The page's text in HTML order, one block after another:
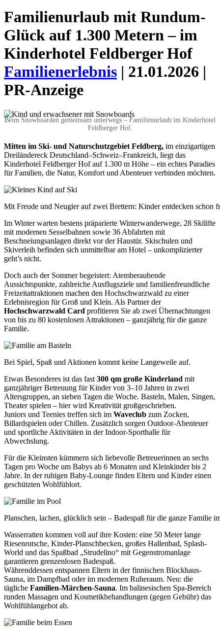
Familienurlaub mit Rundum-
Glück auf 1.300 Metern – im
Kinderhotel Feldberger Hof
Familienerlebnis | 21.01.2026 |
PR-Anzeige
Beim Snowboarden gemeinsam unterwegs – Familienurlaub im Kinderhotel
Feldberger Hof.
Mitten im Ski- und Naturschutzgebiet Feldberg, im einzigartigen
Dreiländereck Deutschland–Schweiz–Frankreich, liegt das
Kinderhotel Feldberger Hof auf 1.300 m Höhe – ein echtes Paradies
für Familien, die Natur, Komfort und Abenteuer verbinden möchten.
Mit Freude und Neugier auf zwei Brettern: Kinder entdecken schon
Im Winter warten bestens präparierte Winterwanderwege, 28 Skilifte
mit modernen Sesselbahnen sowie 36 Abfahrten mit
Beschneiungsanlagen direkt vor der Haustür. Skischulen und
Skiverleih befinden sich unmittelbar am Hotel – unkomplizierter
geht’s nicht.
Doch auch der Sommer begeistert: Atemberaubende
Aussichtspunkte, zahlreiche Ausflugsziele und familienfreundliche
Freizeitattraktionen machen den Hochschwarzwald zu einer
Erlebnisregion für Groß und Klein. Als Partner der
Hochschwarzwald Card profitieren Sie ab zwei Übernachtungen
von bis zu 80 kostenlosen Attraktionen – ganzjährig für die ganze
Familie.
Bei Spiel, Spaß und Aktionen kommt keine Langeweile auf.
Etwas Besonderes ist das fast 300 qm große Kinderland mit
ganzjähriger Betreuung für Kinder von 3–10 Jahren in zwei
Altersgruppen, an sieben Tagen die Woche. Basteln, Malen, Singen,
Theater spielen – hier wird Kreativität großgeschrieben.
Juniors und Teenies treffen sich im Waveclub zum Zocken,
Billardspielen oder Chillen. Zusätzlich sorgen Outdoor-Abenteuer
und sportliche Aktivitäten in der Indoor-Sporthalle für
Abwechslung.
Für die Kleinsten kümmern sich liebevolle Betreuerinnen an sechs
Tagen pro Woche um Babys ab 6 Monaten und Kleinkinder bis 2
Jahre. In der ruhigen Baby-Lounge finden Eltern und Kinder einen
geschützten Wohlfühlort.
Planschen, lachen, glücklich sein – Badespaß für die ganze Familie
Wasserratten kommen voll auf ihre Kosten: eine 50 Meter lange
Riesenrutsche, Kinder-Planschbecken, großes Hallenbad, Splash-
World und das Spaßbad „Strudelino“ mit Gegenstromanlage
garantieren grenzenlosen Badespaß.
Währenddessen entspannen Eltern in der finnischen Blockhaus-
Sauna, im Dampfbad oder im modernen Ruheraum. Neu: die
tägliche Familien-Märchen-Sauna. Im balinesischen Spa-Bereich
runden Massagen und Kosmetikbehandlungen (gegen Gebühr) das
Wohlfühlangebot ab.